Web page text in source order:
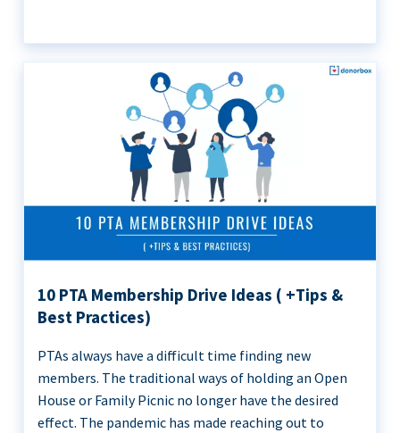
10 PTA Membership Drive Ideas ( +Tips &
Best Practices)
PTAs always have a difficult time finding new
members. The traditional ways of holding an Open
House or Family Picnic no longer have the desired
effect. The pandemic has made reaching out to